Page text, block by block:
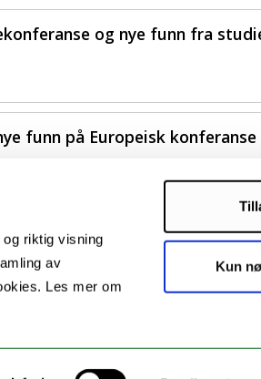
riktig visning
av
Les mer om
Kun
og nye funn fra
funn på Europeisk konferanse